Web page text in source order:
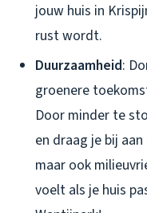
jouw huis in
rust wordt.
Duurzaamheid:
groenere
Door minder te
en draag je bij
maar ook
voelt als je huis